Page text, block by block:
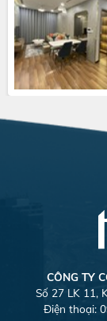
CÔNG TY
Số 27 LK 11,
Điện thoại: